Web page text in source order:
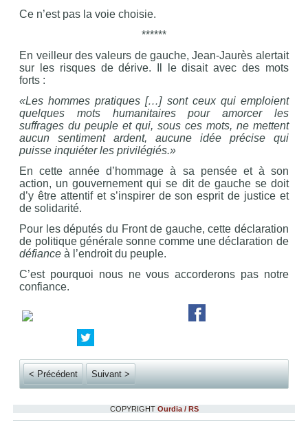
Ce n’est pas la voie choisie.
******
En veilleur des valeurs de gauche, Jean-Jaurès alertait
sur les risques de dérive. Il le disait avec des mots
forts :
«Les hommes pratiques […] sont ceux qui emploient
quelques mots humanitaires pour amorcer les
suffrages du peuple et qui, sous ces mots, ne mettent
aucun sentiment ardent, aucune idée précise qui
puisse inquiéter les privilégiés.»
En cette année d’hommage à sa pensée et à son
action, un gouvernement qui se dit de gauche se doit
d’y être attentif et s’inspirer de son esprit de justice et
de solidarité.
Pour les députés du Front de gauche, cette déclaration
de politique générale sonne comme une déclaration de
défiance à l’endroit du peuple.
C’est pourquoi nous ne vous accorderons pas notre
confiance.
< Précédent Suivant >
COPYRIGHT Ourdia / RS